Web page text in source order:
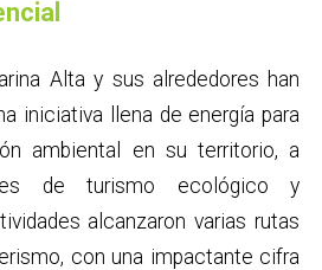
Alta y sus alrededores han
iniciativa llena de energía para
ambiental en su territorio, a
de turismo ecológico y
alcanzaron varias rutas
con una impactante cifra